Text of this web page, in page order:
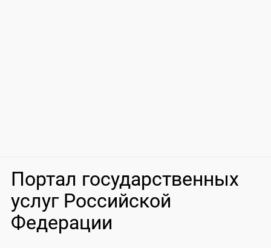
Портал государственных
услуг Российской
Федерации